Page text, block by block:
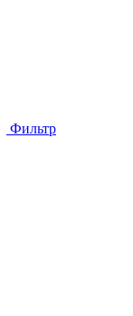
Фильтр